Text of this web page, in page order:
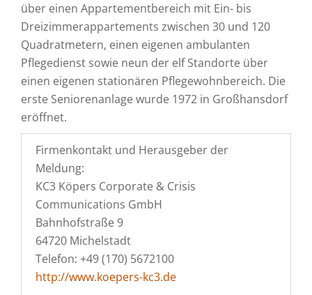
über einen Appartementbereich mit Ein- bis
Dreizimmerappartements zwischen 30 und 120
Quadratmetern, einen eigenen ambulanten
Pflegedienst sowie neun der elf Standorte über
einen eigenen stationären Pflegewohnbereich. Die
erste Seniorenanlage wurde 1972 in Großhansdorf
eröffnet.
Firmenkontakt und Herausgeber der
Meldung:
KC3 Köpers Corporate & Crisis
Communications GmbH
Bahnhofstraße 9
64720 Michelstadt
Telefon: +49 (170) 5672100
http://www.koepers-kc3.de